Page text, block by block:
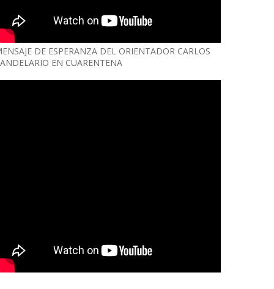
DE ESPERANZA DEL ORIENTADOR CARLOS
EN CUARENTENA